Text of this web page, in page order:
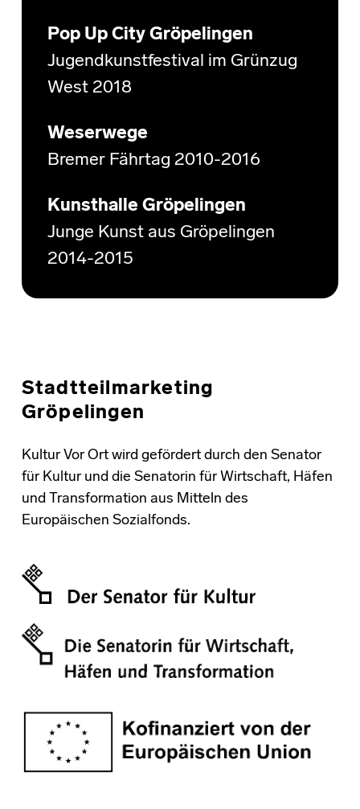
Pop Up City Gröpelingen
Jugendkunstfestival im Grünzug
West 2018
Weserwege
Bremer Fährtag 2010-2016
Kunsthalle Gröpelingen
Junge Kunst aus Gröpelingen
2014-2015
Stadtteilmarketing
Gröpelingen
Kultur Vor Ort wird gefördert durch den Senator
für Kultur und die Senatorin für Wirtschaft, Häfen
und Transformation aus Mitteln des
Europäischen Sozialfonds.